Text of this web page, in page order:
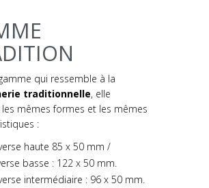
qui ressemble à la
traditionnelle, elle
mêmes formes et les mêmes
:
haute 85 x 50 mm /
basse : 122 x 50 mm.
intermédiaire : 96 x 50 mm.